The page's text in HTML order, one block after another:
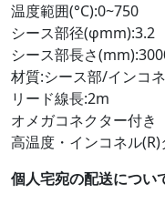
温度範囲(°C):0~750
シース部径(φmm):3.2
シース部長さ
材質:シース部/インコ
リード線長:2m
オメガコネクター付き
高温度・インコネル
個人宅宛の配送につい